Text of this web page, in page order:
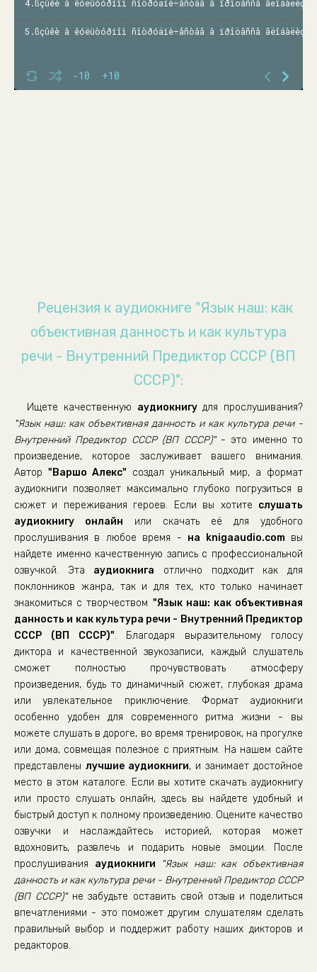
-10 +10
4.ßçûêè â êóëüòóðíîì ñîòðóäíè÷åñòâå â ïðîöåññå
5.ßçûêè â êóëüòóðíîì ñîòðóäíè÷åñòâå â ïðîöåññå
Рецензия к аудиокниге "Язык наш: как
объективная данность и как культура
речи - Внутренний Предиктор СССР (ВП
СССР)":
Ищете качественную аудиокнигудля прослушивания?
"Язык наш: как объективная данность и как культура речи -
Внутренний Предиктор СССР (ВП СССР)"- это именно то
произведение, которое заслуживает вашего внимания.
Автор "Варшо Алекс" создал уникальный мир, а формат
аудиокниги позволяет максимально глубоко погрузиться в
сюжет и переживания героев. Если вы хотите слушать
аудиокнигу онлайн или скачать её для удобного
прослушивания в любое время - на knigaaudio.comвы
найдете именно качественную запись с профессиональной
озвучкой. Эта аудиокнига отлично подходит как для
поклонников жанра, так и для тех, кто только начинает
знакомиться с творчеством "Язык наш: как объективная
данность и как культура речи - Внутренний Предиктор
СССР (ВП СССР)". Благодаря выразительному голосу
диктора и качественной звукозаписи, каждый слушатель
сможет полностью прочувствовать атмосферу
произведения, будь то динамичный сюжет, глубокая драма
или увлекательное приключение. Формат аудиокниги
особенно удобен для современного ритма жизни - вы
можете слушать в дороге, во время тренировок, на прогулке
или дома, совмещая полезное с приятным. На нашем сайте
представлены лучшие аудиокниги, и занимает достойное
место в этом каталоге. Если вы хотите скачать аудиокнигу
или просто слушать онлайн, здесь вы найдете удобный и
быстрый доступ к полному произведению. Оцените качество
озвучки и наслаждайтесь историей, которая может
вдохновить, развлечь и подарить новые эмоции. После
прослушивания аудиокниги
"Язык наш: как объективная
данность и как культура речи - Внутренний Предиктор СССР
(ВП СССР)"не забудьте оставить свой отзыв и поделиться
впечатлениями - это поможет другим слушателям сделать
правильный выбор и поддержит работу наших дикторов и
редакторов.